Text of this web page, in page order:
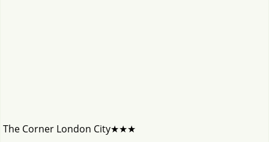
The Corner London City★★★